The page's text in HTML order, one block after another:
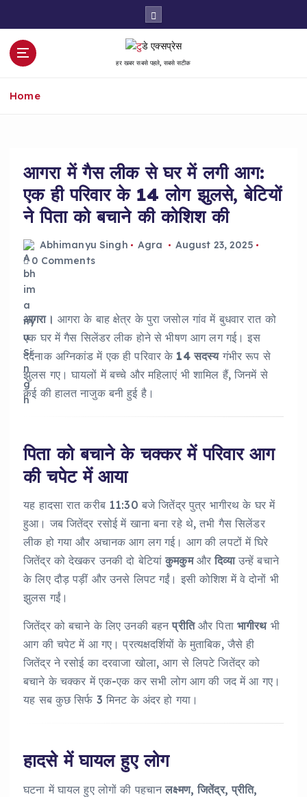
हर खबर सबसे पहले, सबसे सटीक
Home
आगरा में गैस लीक से घर में लगी आग:
एक ही परिवार के 14 लोग झुलसे, बेटियों
ने पिता को बचाने की कोशिश की
Abhimanyu Singh Agra
August 23, 2025
0 Comments
आगरा। आगरा के बाह क्षेत्र के पुरा जसोल गांव में बुधवार रात को
एक घर में गैस सिलेंडर लीक होने से भीषण आग लग गई। इस
दर्दनाक अग्निकांड में एक ही परिवार के 14 सदस्यगंभीर रूप से
झुलस गए। घायलों में बच्चे और महिलाएं भी शामिल हैं, जिनमें से
कई की हालत नाजुक बनी हुई है।
पिता को बचाने के चक्कर में परिवार आग
की चपेट में आया
यह हादसा रात करीब 11:30 बजे जितेंद्र पुत्र भागीरथ के घर में
हुआ। जब जितेंद्र रसोई में खाना बना रहे थे, तभी गैस सिलेंडर
लीक हो गया और अचानक आग लग गई। आग की लपटों में घिरे
जितेंद्र को देखकर उनकी दो बेटियांकुमकुमऔरदिव्याउन्हें बचाने
के लिए दौड़ पड़ीं और उनसे लिपट गईं। इसी कोशिश में वे दोनों भी
झुलस गईं।
जितेंद्र को बचाने के लिए उनकी बहनप्रीतिऔर पिता भागीरथभी
आग की चपेट में आ गए। प्रत्यक्षदर्शियों के मुताबिक, जैसे ही
जितेंद्र ने रसोई का दरवाजा खोला, आग से लिपटे जितेंद्र को
बचाने के चक्कर में एक-एक कर सभी लोग आग की जद में आ गए।
यह सब कुछ सिर्फ 3 मिनट के अंदर हो गया।
हादसे में घायल हुए लोग
घटना में घायल हुए लोगों की पहचानलक्ष्मण, जितेंद्र, प्रीति,